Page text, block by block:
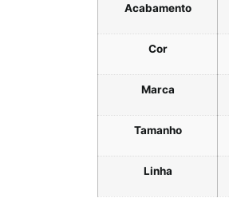
Acabamento
Cor
Marca
Tamanho
Linha